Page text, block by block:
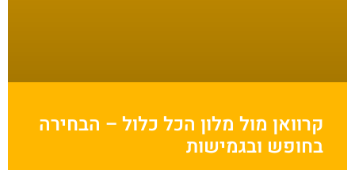
קרוואן מול מלון הכל כלול – הבחירה
בחופש ובגמישות